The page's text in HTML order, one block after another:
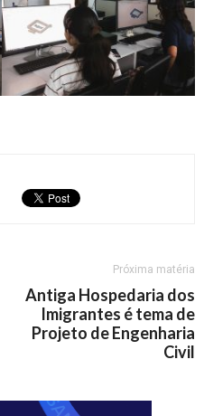
Próxima matéria
Antiga Hospedaria dos
Imigrantes é tema de
Projeto de Engenharia
Civil